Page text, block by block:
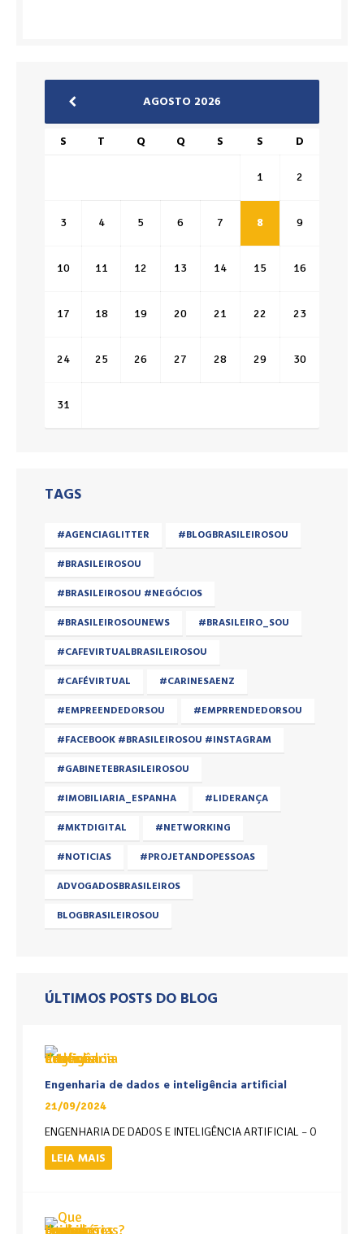
AGOSTO 2026
S T Q Q S S D
1 2
3 4 5 6 7 8 9
10 11 12 13 14 15 16
17 18 19 20 21 22 23
24 25 26 27 28 29 30
31
TAGS
#AGENCIAGLITTER
#BLOGBRASILEIROSOU
#BRASILEIROSOU
#BRASILEIROSOU #NEGÓCIOS
#BRASILEIROSOUNEWS
#BRASILEIRO_SOU
#CAFEVIRTUALBRASILEIROSOU
#CAFÉVIRTUAL
#CARINESAENZ
#EMPREENDEDORSOU
#EMPRRENDEDORSOU
#FACEBOOK #BRASILEIROSOU #INSTAGRAM
#GABINETEBRASILEIROSOU
#IMOBILIARIA_ESPANHA
#LIDERANÇA
#MKTDIGITAL
#NETWORKING
#NOTICIAS
#PROJETANDOPESSOAS
ADVOGADOSBRASILEIROS
BLOGBRASILEIROSOU
ÚLTIMOS POSTS DO BLOG
Engenharia de dados e inteligência artificial
21/09/2024
ENGENHARIA DE DADOS E INTELIGÊNCIA ARTIFICIAL – O
LEIA MAIS